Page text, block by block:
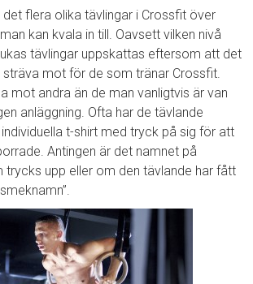
det flera olika tävlingar i Crossfit över
kan kvala in till. Oavsett vilken nivå
tävlingar uppskattas eftersom att det
mot för de som tränar Crossfit.
mot andra än de man vanligtvis är van
anläggning. Ofta har de tävlande
t-shirt med tryck på sig för att
Antingen är det namnet på
trycks upp eller om den tävlande har fått